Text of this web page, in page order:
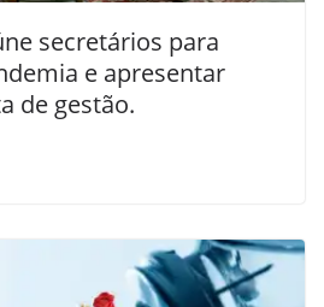
secretários para
e apresentar
de gestão.